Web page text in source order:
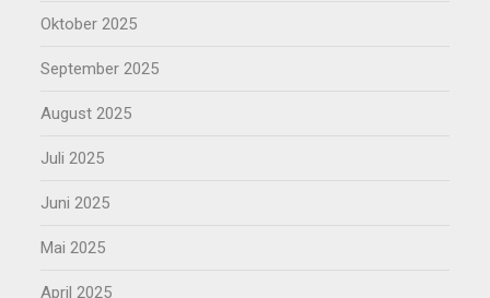
Oktober 2025
September 2025
August 2025
Juli 2025
Juni 2025
Mai 2025
April 2025